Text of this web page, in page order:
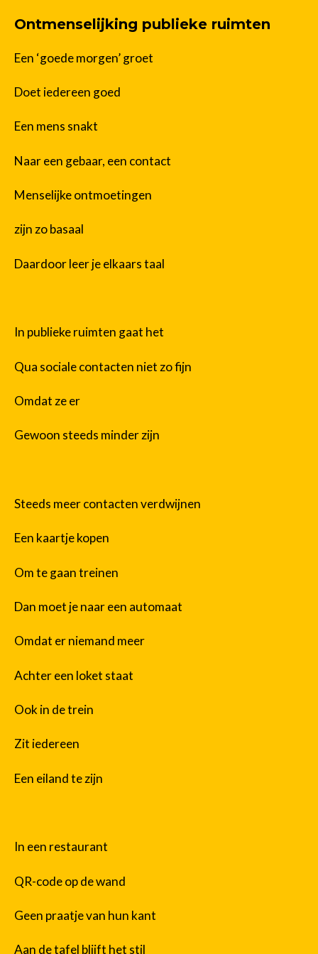
Ontmenselijking publieke ruimten
Een ‘goede morgen’ groet
Doet iedereen goed
Een mens snakt
Naar een gebaar, een contact
Menselijke ontmoetingen
zijn zo basaal
Daardoor leer je elkaars taal
In publieke ruimten gaat het
Qua sociale contacten niet zo fijn
Omdat ze er
Gewoon steeds minder zijn
Steeds meer contacten verdwijnen
Een kaartje kopen
Om te gaan treinen
Dan moet je naar een automaat
Omdat er niemand meer
Achter een loket staat
Ook in de trein
Zit iedereen
Een eiland te zijn
In een restaurant
QR-code op de wand
Geen praatje van hun kant
Aan de tafel blijft het stil